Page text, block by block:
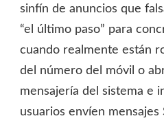
sinfín de anuncios que
“el último paso” para
cuando realmente están
del número del móvil o
mensajería del sistema e
usuarios envíen